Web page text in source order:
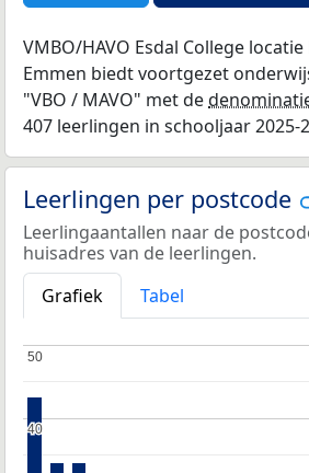
VMBO/HAVO Esdal College
Emmen biedt voortgezet
"VBO / MAVO" met de
407 leerlingen in schooljaar 2025-
Leerlingen per postcode
Leerlingaantallen naar de
huisadres van de leerlingen.
Grafiek
Tabel
40
40
50
50